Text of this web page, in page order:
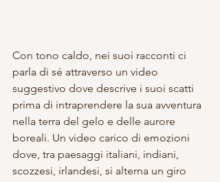
Con tono caldo, nei suoi racconti ci
parla di sé attraverso un video
suggestivo dove descrive i suoi scatti
prima di intraprendere la sua avventura
nella terra del gelo e delle aurore
boreali. Un video carico di emozioni
dove, tra paesaggi italiani, indiani,
scozzesi, irlandesi, si alterna un giro